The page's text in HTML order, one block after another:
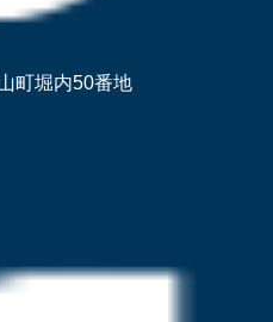
町堀内50番地